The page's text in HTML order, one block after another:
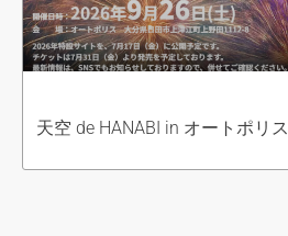
天空 de HANABI in オートポリス